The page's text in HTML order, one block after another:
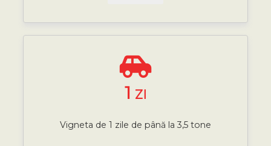
1 ZI
Vigneta de 1 zile de până la 3,5 tone